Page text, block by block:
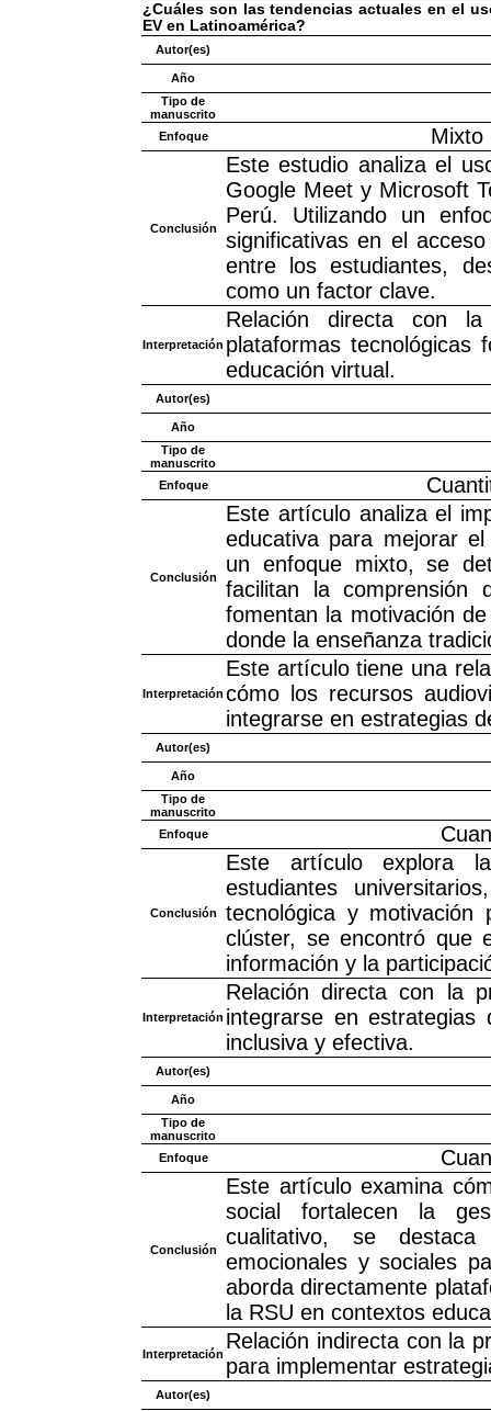
¿Cuáles son las tendencias actuales en el
EV en Latinoamérica?
Autor(es)
Año
Tipo de
manuscrito
Enfoque
Mixto
Conclusión
Este estudio analiza el
Google Meet y Microsoft
Perú. Utilizando un
significativas en el
entre los estudiantes,
como un factor clave.
Interpretación
Relación directa con
plataformas tecnológicas
educación virtual.
Autor(es)
Año
Tipo de
manuscrito
Enfoque
Conclusión
Este artículo analiza el
educativa para mejorar
un enfoque mixto, se
facilitan la comprensión
fomentan la motivación
donde la enseñanza
Interpretación
Este artículo tiene una
cómo los recursos
integrarse en estrategias
Autor(es)
Año
Tipo de
manuscrito
Enfoque
Conclusión
Este artículo explora
estudiantes
tecnológica y motivación
clúster, se encontró que
información y la
Interpretación
Relación directa con la
integrarse en
inclusiva y efectiva.
Autor(es)
Año
Tipo de
manuscrito
Enfoque
Conclusión
Este artículo examina
social fortalecen la
cualitativo, se
emocionales y sociales
aborda directamente
la RSU en contextos
Interpretación
Relación indirecta con la
para implementar
Autor(es)